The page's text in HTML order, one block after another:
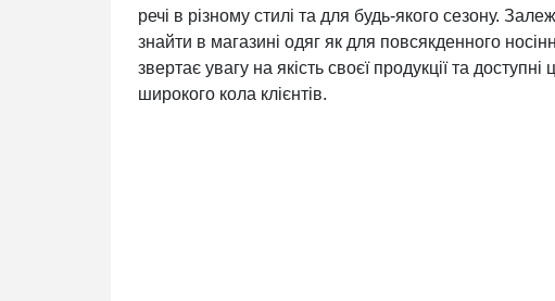
речі в різному стилі та для будь-якого сезону.
знайти в магазині одяг як для повсякденного
звертає увагу на якість своєї продукції та
широкого кола клієнтів.